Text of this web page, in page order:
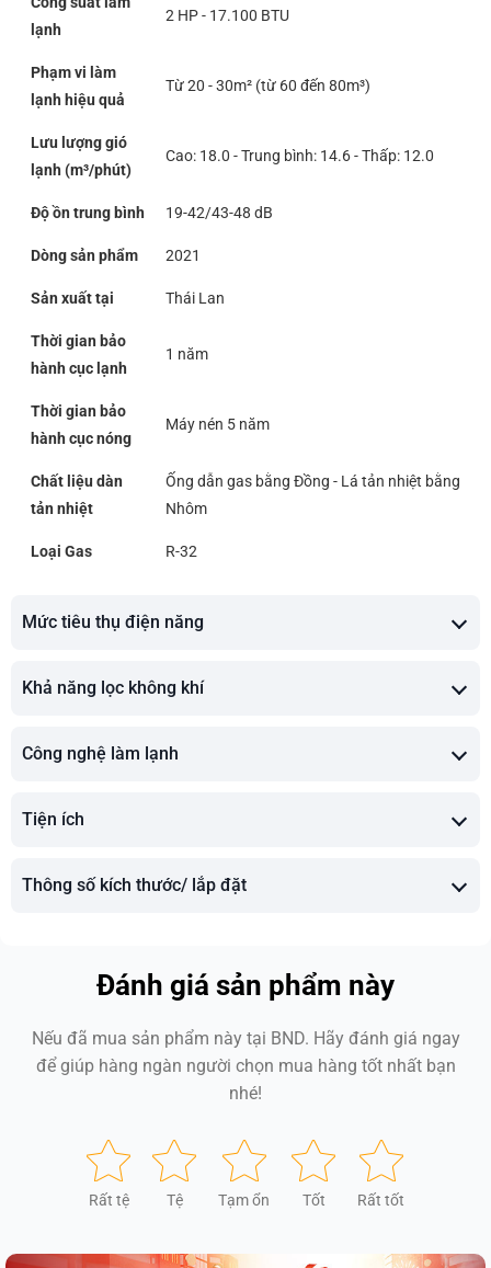
lạnh
2 HP - 17.100 BTU
Phạm vi làm
lạnh hiệu quả
Từ 20 - 30m² (từ 60 đến 80m³)
Lưu lượng gió
lạnh (m³/phút)
Cao: 18.0 - Trung bình: 14.6 - Thấp: 12.0
Độ ồn trung bình 19-42/43-48 dB
Dòng sản phẩm 2021
Sản xuất tại Thái Lan
Thời gian bảo
hành cục lạnh
1 năm
Thời gian bảo
hành cục nóng
Máy nén 5 năm
Chất liệu dàn
tản nhiệt
Ống dẫn gas bằng Đồng - Lá tản nhiệt bằng
Nhôm
Loại Gas R-32
Mức tiêu thụ điện năng
Khả năng lọc không khí
Công nghệ làm lạnh
Tiện ích
Thông số kích thước/ lắp đặt
Đánh giá sản phẩm này
Nếu đã mua sản phẩm này tại BND. Hãy đánh giá ngay
để giúp hàng ngàn người chọn mua hàng tốt nhất bạn
nhé!
Rất tệ Tệ Tạm ổn Tốt Rất tốt